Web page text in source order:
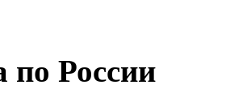
по России